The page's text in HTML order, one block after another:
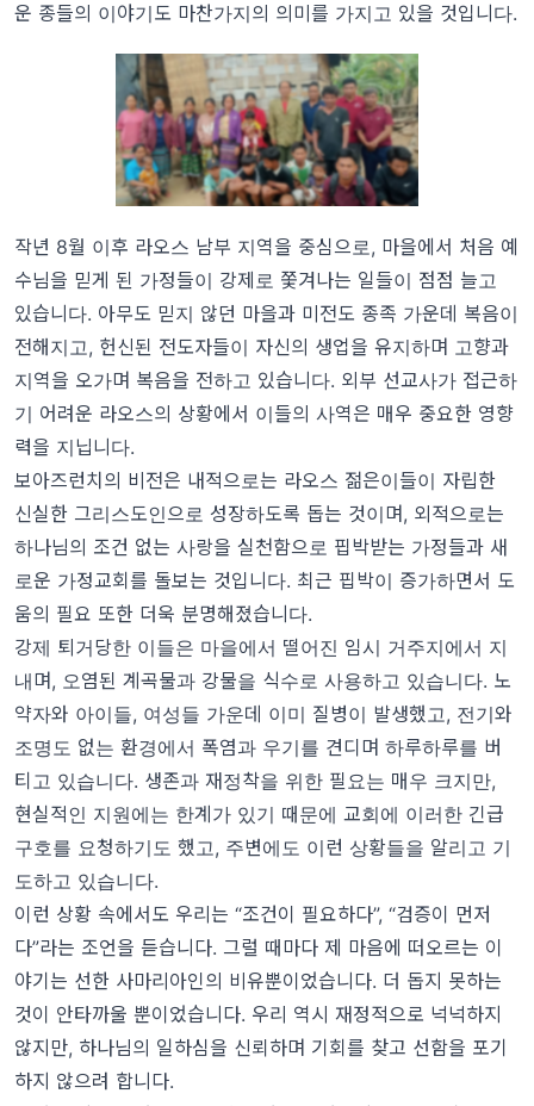
운 종들의 이야기도 마찬가지의 의미를 가지고 있을 것입니다.
작년 8월 이후 라오스 남부 지역을 중심으로, 마을에서 처음 예
수님을 믿게 된 가정들이 강제로 쫓겨나는 일들이 점점 늘고
있습니다. 아무도 믿지 않던 마을과 미전도 종족 가운데 복음이
전해지고, 헌신된 전도자들이 자신의 생업을 유지하며 고향과
지역을 오가며 복음을 전하고 있습니다. 외부 선교사가 접근하
기 어려운 라오스의 상황에서 이들의 사역은 매우 중요한 영향
력을 지닙니다.
보아즈런치의 비전은 내적으로는 라오스 젊은이들이 자립한
신실한 그리스도인으로 성장하도록 돕는 것이며, 외적으로는
하나님의 조건 없는 사랑을 실천함으로 핍박받는 가정들과 새
로운 가정교회를 돌보는 것입니다. 최근 핍박이 증가하면서 도
움의 필요 또한 더욱 분명해졌습니다.
강제 퇴거당한 이들은 마을에서 떨어진 임시 거주지에서 지
내며, 오염된 계곡물과 강물을 식수로 사용하고 있습니다. 노
약자와 아이들, 여성들 가운데 이미 질병이 발생했고, 전기와
조명도 없는 환경에서 폭염과 우기를 견디며 하루하루를 버
티고 있습니다. 생존과 재정착을 위한 필요는 매우 크지만,
현실적인 지원에는 한계가 있기 때문에 교회에 이러한 긴급
구호를 요청하기도 했고, 주변에도 이런 상황들을 알리고 기
도하고 있습니다.
이런 상황 속에서도 우리는 “조건이 필요하다”, “검증이 먼저
다”라는 조언을 듣습니다. 그럴 때마다 제 마음에 떠오르는 이
야기는 선한 사마리아인의 비유뿐이었습니다. 더 돕지 못하는
것이 안타까울 뿐이었습니다. 우리 역시 재정적으로 넉넉하지
않지만, 하나님의 일하심을 신뢰하며 기회를 찾고 선함을 포기
하지 않으려 합니다.